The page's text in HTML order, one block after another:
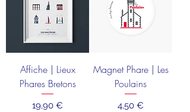
Affiche | Lieux
Phares Bretons
Prix
19,90 €
Magnet Phare | Les
Poulains
Prix
4,50 €